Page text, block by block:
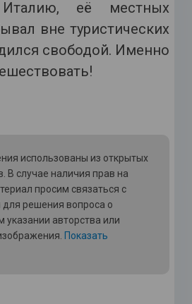
Италию, её местных
вне туристических
свободой. Именно
использованы из открытых
В случае наличия прав на
просим связаться с
для решения вопроса о
указании авторства или
Показать